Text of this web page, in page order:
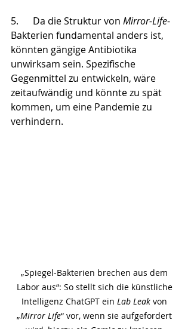
5.      Da die Struktur von Mirror-Life-
Bakterien fundamental anders ist,
könnten gängige Antibiotika
unwirksam sein. Spezifische
Gegenmittel zu entwickeln, wäre
zeitaufwändig und könnte zu spät
kommen, um eine Pandemie zu
verhindern.
„Spiegel-Bakterien brechen aus dem
Labor aus“: So stellt sich die künstliche
Intelligenz ChatGPT ein Lab Leak von
„Mirror Life“ vor, wenn sie aufgefordert